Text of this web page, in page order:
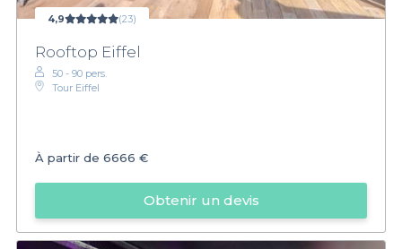
4,9 (23)
Rooftop Eiffel
50 - 90 pers.
Tour Eiffel
À partir de 6666 €
Obtenir un devis